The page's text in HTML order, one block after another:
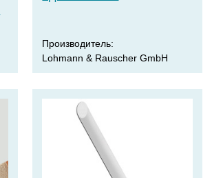
Производитель:
Lohmann & Rauscher GmbH